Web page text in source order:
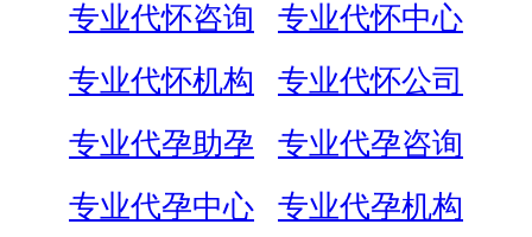
专业代怀咨询
专业代怀中心
专业代怀机构
专业代怀公司
专业代孕助孕
专业代孕咨询
专业代孕中心
专业代孕机构